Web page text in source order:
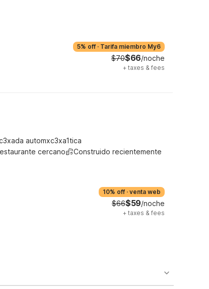
5% off · Tarifa miembro My6
$70$66/noche
+ taxes & fees
automxc3xa1tica
cercano Construido recientemente
10% off · venta web
$66$59/noche
+ taxes & fees
and may incur additional charges.